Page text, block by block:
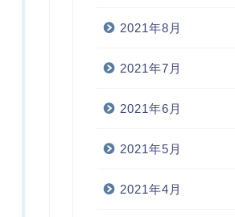
2021年8月
2021年7月
2021年6月
2021年5月
2021年4月